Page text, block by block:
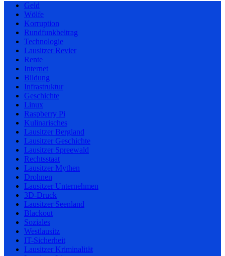
Geld
Wölfe
Korruption
Rundfunkbeitrag
Technologie
Lausitzer Revier
Rente
Internet
Bildung
Infrastruktur
Geschichte
Linux
Raspberry Pi
Kulinarisches
Lausitzer Bergland
Lausitzer Geschichte
Lausitzer Spreewald
Rechtsstaat
Lausitzer Mythen
Drohnen
Lausitzer Unternehmen
3D-Druck
Lausitzer Seenland
Blackout
Soziales
Westlausitz
IT-Sicherheit
Lausitzer Kriminalität